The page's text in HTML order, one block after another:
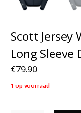
Scott Jersey
Long Sleeve
€79.90
1 op voorraad